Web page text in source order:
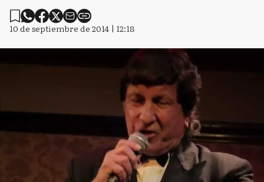
10 de septiembre de 2014 | 12:18